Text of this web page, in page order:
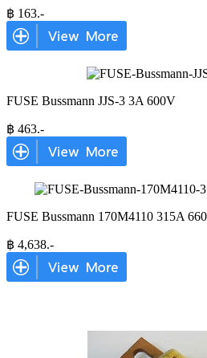
฿ 163.-
FUSE Bussmann JJS-3 3A 600V
฿ 463.-
FUSE Bussmann 170M4110 315A
฿ 4,638.-